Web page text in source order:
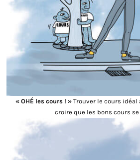
« OHÉ les cours ! »Trouver le cours idéal
croire que les bons cours